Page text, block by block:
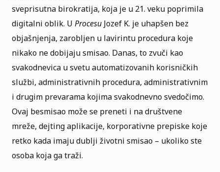
sveprisutna birokratija, koja je u 21. veku poprimila
digitalni oblik. U Procesu Jozef K. je uhapšen bez
objašnjenja, zarobljen u lavirintu procedura koje
nikako ne dobijaju smisao. Danas, to zvuči kao
svakodnevica u svetu automatizovanih korisničkih
službi, administrativnih procedura, administrativnim
i drugim prevarama kojima svakodnevno svedočimo.
Ovaj besmisao može se preneti i na društvene
mreže, dejting aplikacije, korporativne prepiske koje
retko kada imaju dublji životni smisao – ukoliko ste
osoba koja ga traži.